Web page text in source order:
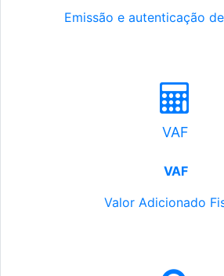
Emissão e autenticação
VAF
VAF
Valor Adicionado